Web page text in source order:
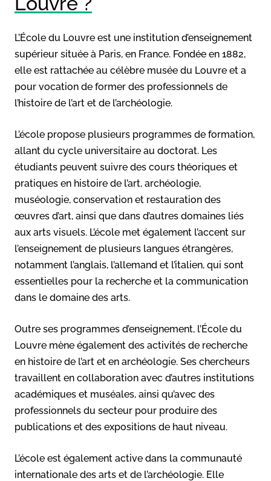
L’École du Louvre est une institution d’enseignement
supérieur située à Paris, en France. Fondée en 1882,
elle est rattachée au célèbre musée du Louvre et a
pour vocation de former des professionnels de
l’histoire de l’art et de l’archéologie.
L’école propose plusieurs programmes de formation,
allant du cycle universitaire au doctorat. Les
étudiants peuvent suivre des cours théoriques et
pratiques en histoire de l’art, archéologie,
muséologie, conservation et restauration des
œuvres d’art, ainsi que dans d’autres domaines liés
aux arts visuels. L’école met également l’accent sur
l’enseignement de plusieurs langues étrangères,
notamment l’anglais, l’allemand et l’italien, qui sont
essentielles pour la recherche et la communication
dans le domaine des arts.
Outre ses programmes d’enseignement, l’École du
Louvre mène également des activités de recherche
en histoire de l’art et en archéologie. Ses chercheurs
travaillent en collaboration avec d’autres institutions
académiques et muséales, ainsi qu’avec des
professionnels du secteur pour produire des
publications et des expositions de haut niveau.
L’école est également active dans la communauté
internationale des arts et de l’archéologie. Elle